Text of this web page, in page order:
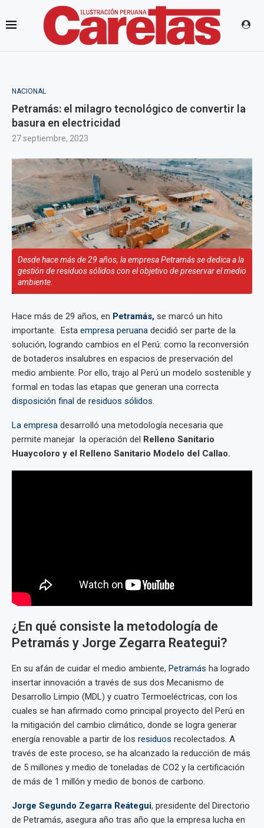
NACIONAL
Petramás: el milagro tecnológico de convertir la
basura en electricidad
27 septiembre, 2023
Desde hace más de 29 años, la empresa Petramás se dedica a la
gestión de residuos sólidos con el objetivo de preservar el medio
ambiente.
Hace más de 29 años, en Petramás, se marcó un hito
importante. Esta empresa peruana decidió ser parte de la
solución, logrando cambios en el Perú: como la reconversión
de botaderos insalubres en espacios de preservación del
medio ambiente. Por ello, trajo al Perú un modelo sostenible y
formal en todas las etapas que generan una correcta
disposición final de residuos sólidos.
La empresa desarrolló una metodología necesaria que
permite manejar la operación del Relleno Sanitario
Huaycoloro y el Relleno Sanitario Modelo del Callao.
¿En qué consiste la metodología de
Petramás y Jorge Zegarra Reategui?
En su afán de cuidar el medio ambiente, Petramás ha logrado
insertar innovación a través de sus dos Mecanismo de
Desarrollo Limpio (MDL) y cuatro Termoeléctricas, con los
cuales se han afirmado como principal proyecto del Perú en
la mitigación del cambio climático, donde se logra generar
energía renovable a partir de los residuos recolectados. A
través de este proceso, se ha alcanzado la reducción de más
de 5 millones y medio de toneladas de CO2 y la certificación
de más de 1 millón y medio de bonos de carbono.
Jorge Segundo Zegarra Reátegui, presidente del Directorio
de Petramás, asegura año tras año que la empresa lucha en